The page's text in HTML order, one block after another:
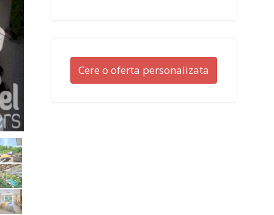
Cere o oferta personalizata